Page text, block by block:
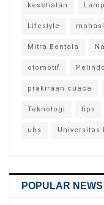
kesehatan
Lifestyle
Mitra Bentala
otomotif Pelindo
prakiraan cuaca
Teknologi tips
ubs Universitas
POPULAR NEWS